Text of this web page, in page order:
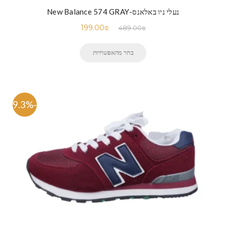
נעלי ניו באלאנס-New Balance 574 GRAY
489.00₪
199.00₪
בחר מהאפשרויות
-59.3%